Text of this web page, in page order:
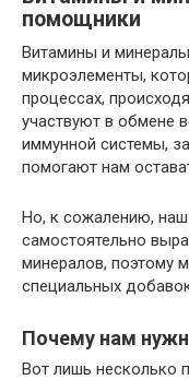
помощники
Витамины и
микроэлементы,
процессах,
участвуют в обмене
иммунной системы,
помогают нам
Но, к сожалению,
самостоятельно
минералов, поэтому
специальных
Почему нам
Вот лишь несколько